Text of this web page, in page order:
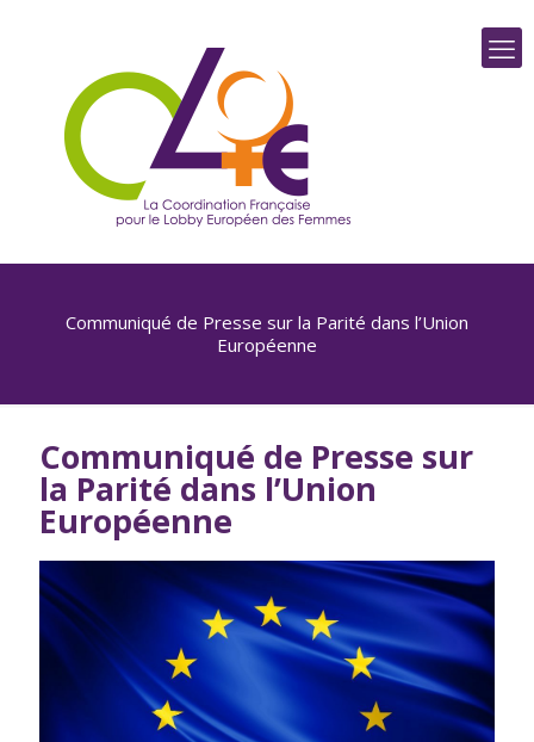
Communiqué de Presse sur la Parité dans l’Union
Européenne
Communiqué de Presse sur
la Parité dans l’Union
Européenne